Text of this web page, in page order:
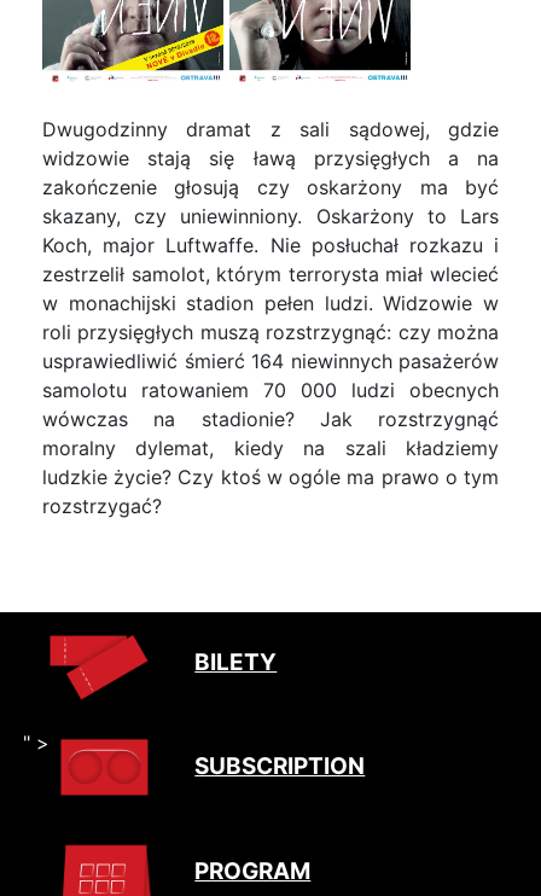
Dwugodzinny dramat z sali sądowej, gdzie
widzowie stają się ławą przysięgłych a na
zakończenie głosują czy oskarżony ma być
skazany, czy uniewinniony. Oskarżony to Lars
Koch, major Luftwaffe. Nie posłuchał rozkazu i
zestrzelił samolot, którym terrorysta miał wlecieć
w monachijski stadion pełen ludzi. Widzowie w
roli przysięgłych muszą rozstrzygnąć: czy można
usprawiedliwić śmierć 164 niewinnych pasażerów
samolotu ratowaniem 70 000 ludzi obecnych
wówczas na stadionie? Jak rozstrzygnąć
moralny dylemat, kiedy na szali kładziemy
ludzkie życie? Czy ktoś w ogóle ma prawo o tym
rozstrzygać?
BILETY
" >
SUBSCRIPTION
PROGRAM